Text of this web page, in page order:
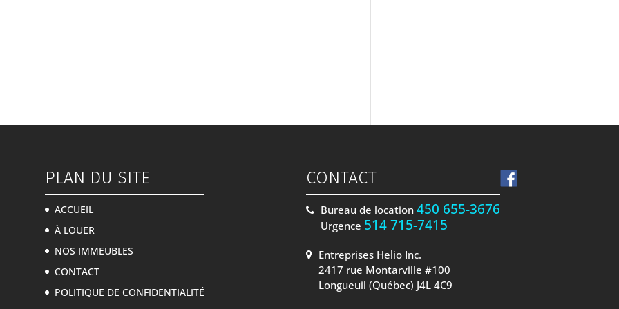
PLAN DU SITE
ACCUEIL
À LOUER
NOS IMMEUBLES
CONTACT
POLITIQUE DE CONFIDENTIALITÉ
CONTACT
Bureau de location 450 655-3676
Urgence 514 715-7415
Entreprises Helio Inc.
2417 rue Montarville #100
Longueuil (Québec) J4L 4C9